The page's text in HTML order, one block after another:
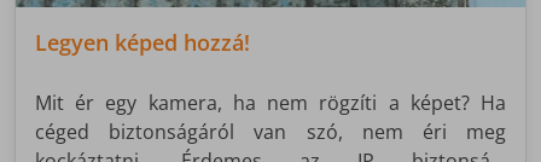
Legyen képed hozzá!
Mit ér egy kamera, ha nem rögzíti a képet? Ha
céged biztonságáról van szó, nem éri meg